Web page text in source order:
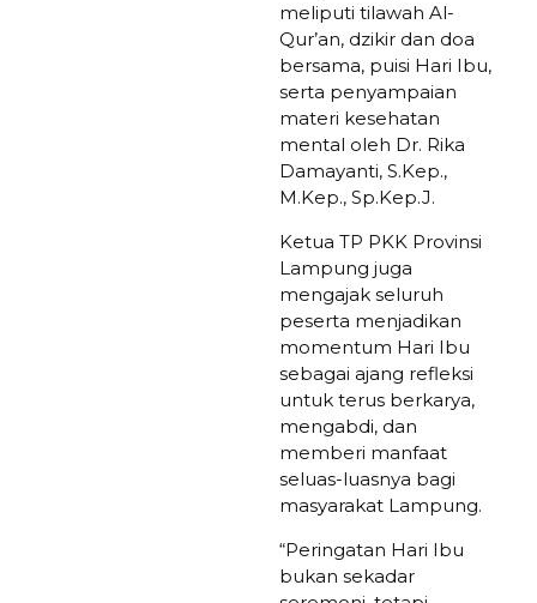
meliputi tilawah Al-
Qur’an, dzikir dan doa
bersama, puisi Hari Ibu,
serta penyampaian
materi kesehatan
mental oleh Dr. Rika
Damayanti, S.Kep.,
M.Kep., Sp.Kep.J.
Ketua TP PKK Provinsi
Lampung juga
mengajak seluruh
peserta menjadikan
momentum Hari Ibu
sebagai ajang refleksi
untuk terus berkarya,
mengabdi, dan
memberi manfaat
seluas-luasnya bagi
masyarakat Lampung.
“Peringatan Hari Ibu
bukan sekadar